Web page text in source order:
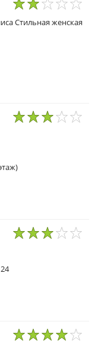
5
4
3
2
1
Стильная женская